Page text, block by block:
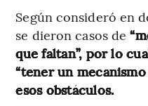
Según consideró en
se dieron casos de
que faltan”, por lo
“tener un
esos obstáculos.